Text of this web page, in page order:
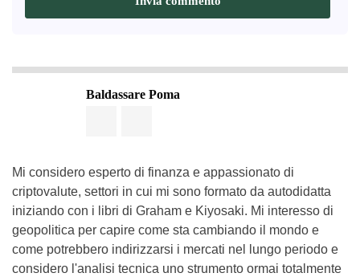
Baldassare Poma
Mi considero esperto di finanza e appassionato di
criptovalute, settori in cui mi sono formato da autodidatta
iniziando con i libri di Graham e Kiyosaki. Mi interesso di
geopolitica per capire come sta cambiando il mondo e
come potrebbero indirizzarsi i mercati nel lungo periodo e
considero l'analisi tecnica uno strumento ormai totalmente